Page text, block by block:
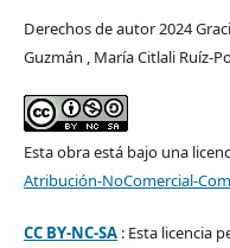
Derechos de autor 2024
Guzmán , María Citlali Ruíz-
Esta obra está bajo una
Atribución-NoComercial-
CC BY-NC-SA: Esta licencia